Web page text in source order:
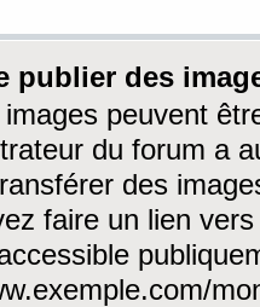
publier des
peuvent
du forum a
des
faire un lien